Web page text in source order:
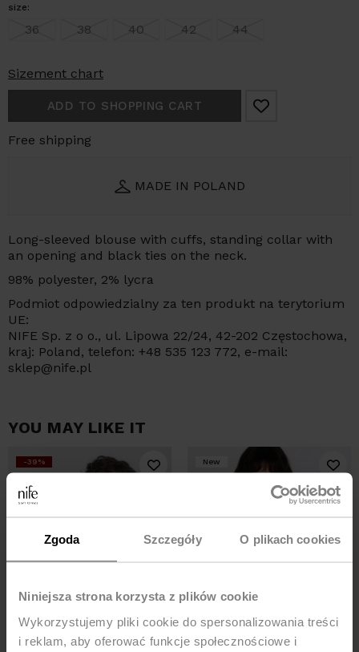
Zgoda Szczegóły O plikach cookies
Niniejsza strona korzysta z plików cookie
Wykorzystujemy pliki cookie do spersonalizowania treści
i reklam, aby oferować funkcje społecznościowe i
size:
36 38 40 42 44
Sizement chart
ADD TO SHOPPING CART
Free shipping
MADE IN POLAND
Long-sleeved blouse with cuffs, standing collar with
an opening and black ties on the neck.
98% polyester, 2% lycra
Podmiot odpowiedzialny za ten produkt na terytorium
UE:
NIFE Sp. z o o., ul. Lipowa 22/24, 42-202 Częstochowa,
kraj: Poland, telefon: +48 535 123 772, e-mail:
sklep@nife.pl
YOU MAY LIKE IT
-39% New